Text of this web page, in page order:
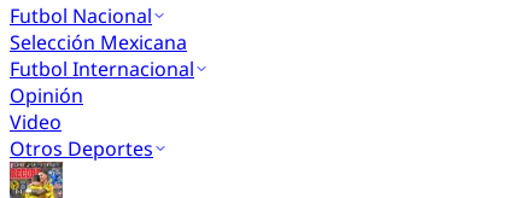
Futbol Nacional
Selección Mexicana
Futbol Internacional
Opinión
Video
Otros Deportes